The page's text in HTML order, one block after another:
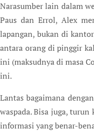
Narasumber lain dalam
Paus dan Errol, Alex
lapangan, bukan di
antara orang di pinggir
ini (maksudnya di masa
ini.
Lantas bagaimana
waspada. Bisa juga,
informasi yang benar-